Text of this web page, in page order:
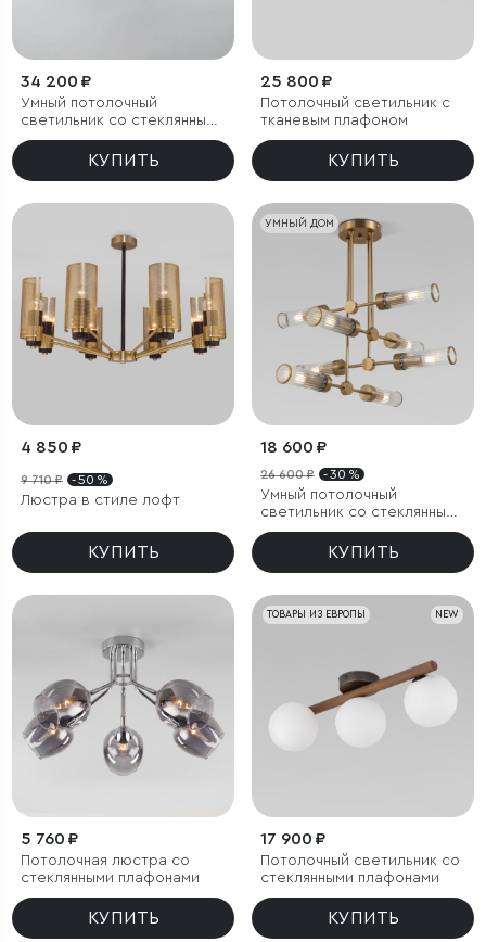
34 200 ₽
Умный потолочный
светильник со стеклянными
плафонами
КУПИТЬ
25 800 ₽
Потолочный светильник с
тканевым плафоном
КУПИТЬ
4 850 ₽
9 710 ₽ - 50 %
Люстра в стиле лофт
КУПИТЬ
УМНЫЙ ДОМ
18 600 ₽
26 600 ₽ - 30 %
Умный потолочный
светильник со стеклянными
плафонами
КУПИТЬ
5 760 ₽
Потолочная люстра со
стеклянными плафонами
КУПИТЬ
NEW
ТОВАРЫ ИЗ ЕВРОПЫ
17 900 ₽
Потолочный светильник со
стеклянными плафонами
КУПИТЬ